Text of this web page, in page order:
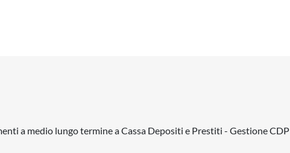
a medio lungo termine a Cassa Depositi e Prestiti - Gestione CDP